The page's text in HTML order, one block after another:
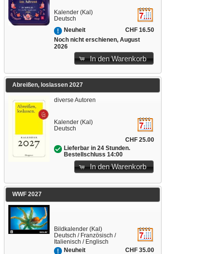
Kalender (Kal)
Deutsch
Neuheit
CHF 16.50
Noch nicht erschienen, August
2026
In den Warenkorb
Abreißen, loslassen 2027
diverse Autoren
Kalender (Kal)
Deutsch
CHF 25.00
Lieferbar in 24 Stunden.
Bestellschluss 14:00
In den Warenkorb
WWF 2027
Bildkalender (Kal)
Deutsch / Französisch /
Italienisch / Englisch
Neuheit
CHF 35.00